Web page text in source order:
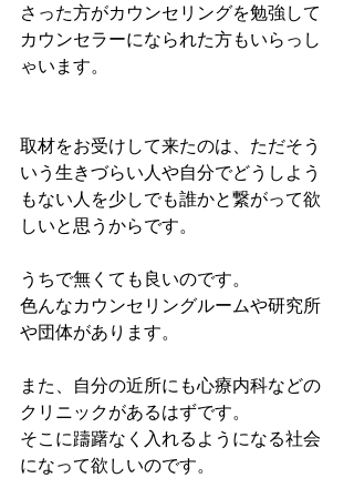
さった方がカウンセリングを勉強して
カウンセラーになられた方もいらっし
ゃいます。
取材をお受けして来たのは、ただそう
いう生きづらい人や自分でどうしよう
もない人を少しでも誰かと繋がって欲
しいと思うからです。
うちで無くても良いのです。
色んなカウンセリングルームや研究所
や団体があります。
また、自分の近所にも心療内科などの
クリニックがあるはずです。
そこに躊躇なく入れるようになる社会
になって欲しいのです。